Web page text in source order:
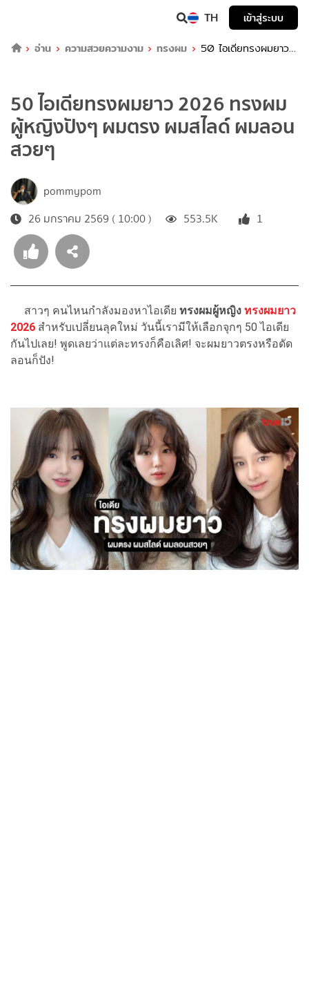
TH
เข้าสู่ระบบ
อ่าน
ความสวยความงาม ทรงผม
50 ไอเดียทรงผมยาว
50 ไอเดียทรงผมยาว 2026 ทรงผม
ผู้หญิงปังๆ ผมตรง ผมสไลด์ ผมลอน
สวยๆ
pommypom
26 มกราคม 2569 ( 10:00 )
553.5K 1
สาวๆ คนไหนกำลังมองหาไอเดีย ทรงผมผู้หญิง ทรงผมยาว
2026 สำหรับเปลี่ยนลุคใหม่ วันนี้เรามีให้เลือกจุกๆ 50 ไอเดีย
กันไปเลย! พูดเลยว่าแต่ละทรงก็คือเลิศ! จะผมยาวตรงหรือดัด
ลอนก็ปัง!